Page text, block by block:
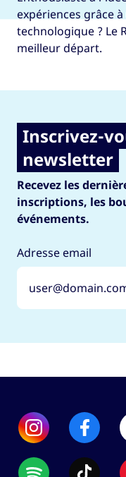
expériences grâce
technologique ? Le
meilleur départ.
Inscrivez-
newsletter
Recevez les
inscriptions, les
événements.
Adresse email